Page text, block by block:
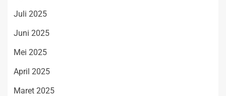
Juli 2025
Juni 2025
Mei 2025
April 2025
Maret 2025